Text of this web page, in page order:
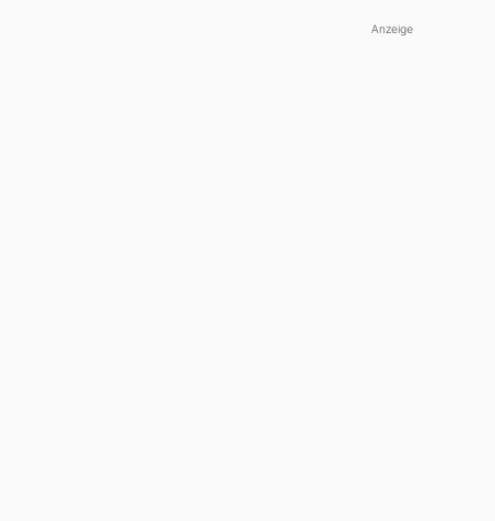
Frankenwaldes, gibt es drei herrliche Strecken. Besonders die
Anzeige